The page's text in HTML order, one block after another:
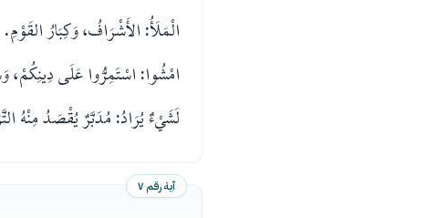
الْمَلَأُ: الأَشْرَافُ، وَكِبَارُ القَوْمِ.
امْشُوا: اسْتَمِرُّوا عَلَى
لَشَيْءٌ يُرَادُ: مُدَبَّرٌ يُقْصَدُ مِنْهُ
آية رقم ٧